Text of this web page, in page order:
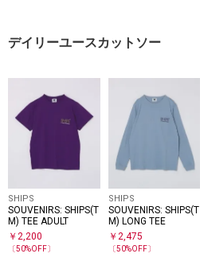
デイリーユースカットソー
SHIPS
SOUVENIRS: SHIPS(T
M) TEE ADULT
￥ 2,200
〔50%OFF〕
SHIPS
SOUVENIRS: SHIPS(T
M) LONG TEE
￥2,475
〔50%OFF〕